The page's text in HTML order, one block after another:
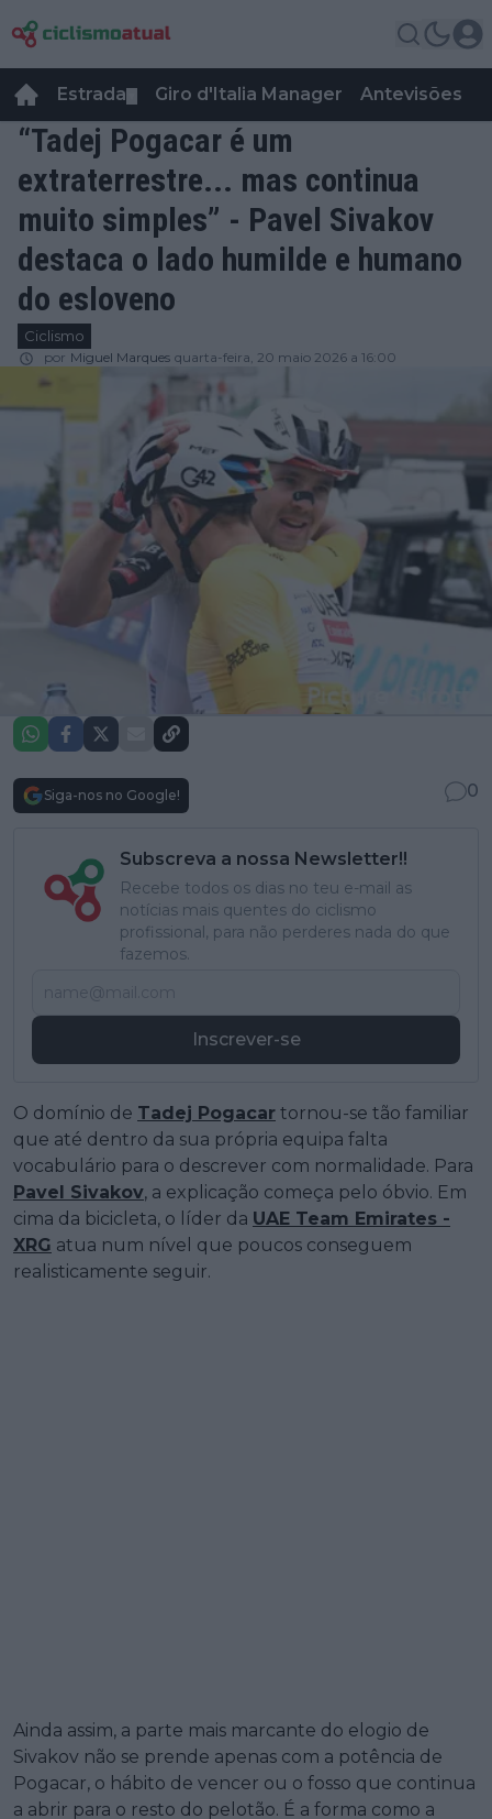
Estrada Giro d'Italia Manager Antevisões
“Tadej Pogacar é um
extraterrestre... mas continua
muito simples” - Pavel Sivakov
destaca o lado humilde e humano
do esloveno
Ciclismo
por Miguel Marques quarta-feira, 20 maio 2026 a 16:00
Siga-nos no Google! 0
Subscreva a nossa Newsletter!!
Recebe todos os dias no teu e-mail as
notícias mais quentes do ciclismo
profissional, para não perderes nada do que
fazemos.
Inscrever-se
O domínio de Tadej Pogacar tornou-se tão familiar
que até dentro da sua própria equipa falta
vocabulário para o descrever com normalidade. Para
Pavel Sivakov, a explicação começa pelo óbvio. Em
cima da bicicleta, o líder da UAE Team Emirates -
XRG atua num nível que poucos conseguem
realisticamente seguir.
Ainda assim, a parte mais marcante do elogio de
Sivakov não se prende apenas com a potência de
Pogacar, o hábito de vencer ou o fosso que continua
a abrir para o resto do pelotão. É a forma como a